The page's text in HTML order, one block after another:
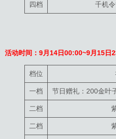
四档 千机
活动时间：9月14日00:00~9月15日
档位
一档 节日赠礼：200金叶
二档
二档